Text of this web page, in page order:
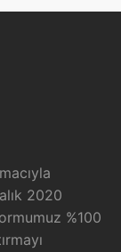
2020
%100